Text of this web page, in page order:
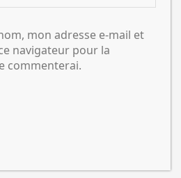
mon adresse e-mail et
navigateur pour la
commenterai.